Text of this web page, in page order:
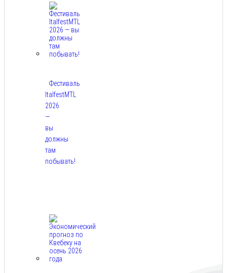
Фестиваль
ItalfestMTL
2026
—
вы
должны
там
побывать!